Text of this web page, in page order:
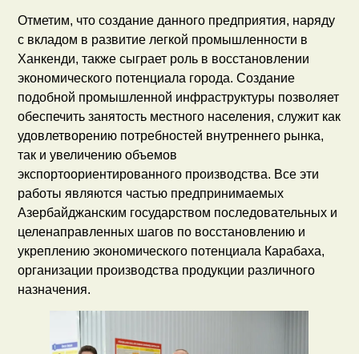
Отметим, что создание данного предприятия, наряду
с вкладом в развитие легкой промышленности в
Ханкенди, также сыграет роль в восстановлении
экономического потенциала города. Создание
подобной промышленной инфраструктуры позволяет
обеспечить занятость местного населения, служит как
удовлетворению потребностей внутреннего рынка,
так и увеличению объемов
экспортоориентированного производства. Все эти
работы являются частью предпринимаемых
Азербайджанским государством последовательных и
целенаправленных шагов по восстановлению и
укреплению экономического потенциала Карабаха,
организации производства продукции различного
назначения.